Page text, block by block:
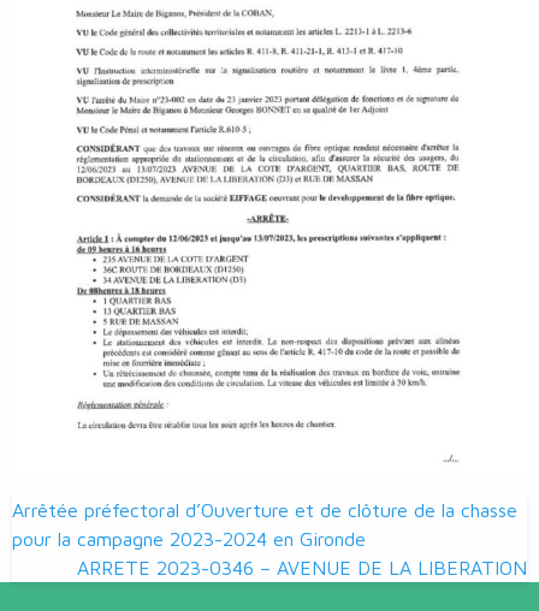
Navigation
de
l’article
Arrêtée préfectoral d’Ouverture et de clôture de la chasse
pour la campagne 2023-2024 en Gironde
ARRETE 2023-0346 – AVENUE DE LA LIBERATION